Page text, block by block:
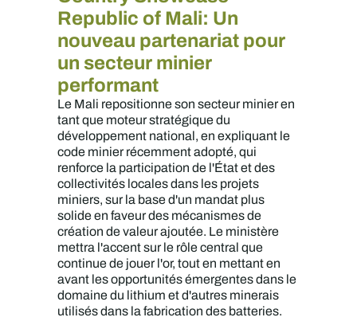
Republic of Mali: Un
nouveau partenariat pour
un secteur minier
performant
Le Mali repositionne son secteur minier en
tant que moteur stratégique du
développement national, en expliquant le
code minier récemment adopté, qui
renforce la participation de l'État et des
collectivités locales dans les projets
miniers, sur la base d'un mandat plus
solide en faveur des mécanismes de
création de valeur ajoutée. Le ministère
mettra l'accent sur le rôle central que
continue de jouer l'or, tout en mettant en
avant les opportunités émergentes dans le
domaine du lithium et d'autres minerais
utilisés dans la fabrication des batteries.